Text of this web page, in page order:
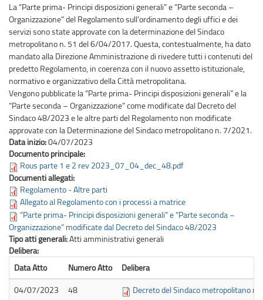
La “Parte prima- Principi disposizioni generali” e “Parte seconda –
Organizzazione” del Regolamento sull’ordinamento degli uffici e dei
servizi sono state approvate con la determinazione del Sindaco
metropolitano n. 51 del 6/04/2017. Questa, contestualmente, ha dato
mandato alla Direzione Amministrazione di rivedere tutti i contenuti del
predetto Regolamento, in coerenza con il nuovo assetto istituzionale,
normativo e organizzativo della Città metropolitana.
Vengono pubblicate la “Parte prima- Principi disposizioni generali” e la
“Parte seconda – Organizzazione” come modificate dal Decreto del
Sindaco 48/2023 e le altre parti del Regolamento non modificate
approvate con la Determinazione del Sindaco metropolitano n. 7/2021.
Data inizio:04/07/2023
Documento principale:
Rous parte 1 e 2 rev 2023_07_04_dec_48.pdf
Documenti allegati:
Regolamento - Altre parti
Allegato al Regolamento con i processi a matrice
“Parte prima- Principi disposizioni generali” e “Parte seconda –
Organizzazione” modificate dal Decreto del Sindaco 48/2023
Tipo atti generali:Atti amministrativi generali
Delibera:
Data Atto
Numero Atto
Delibera
04/07/2023
48 Decreto del Sindaco metropolitano